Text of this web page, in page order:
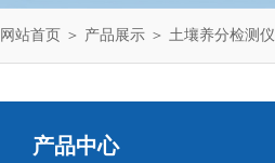
网站首页 ＞ 产品展示 ＞ 土壤养分检测仪
产品中心